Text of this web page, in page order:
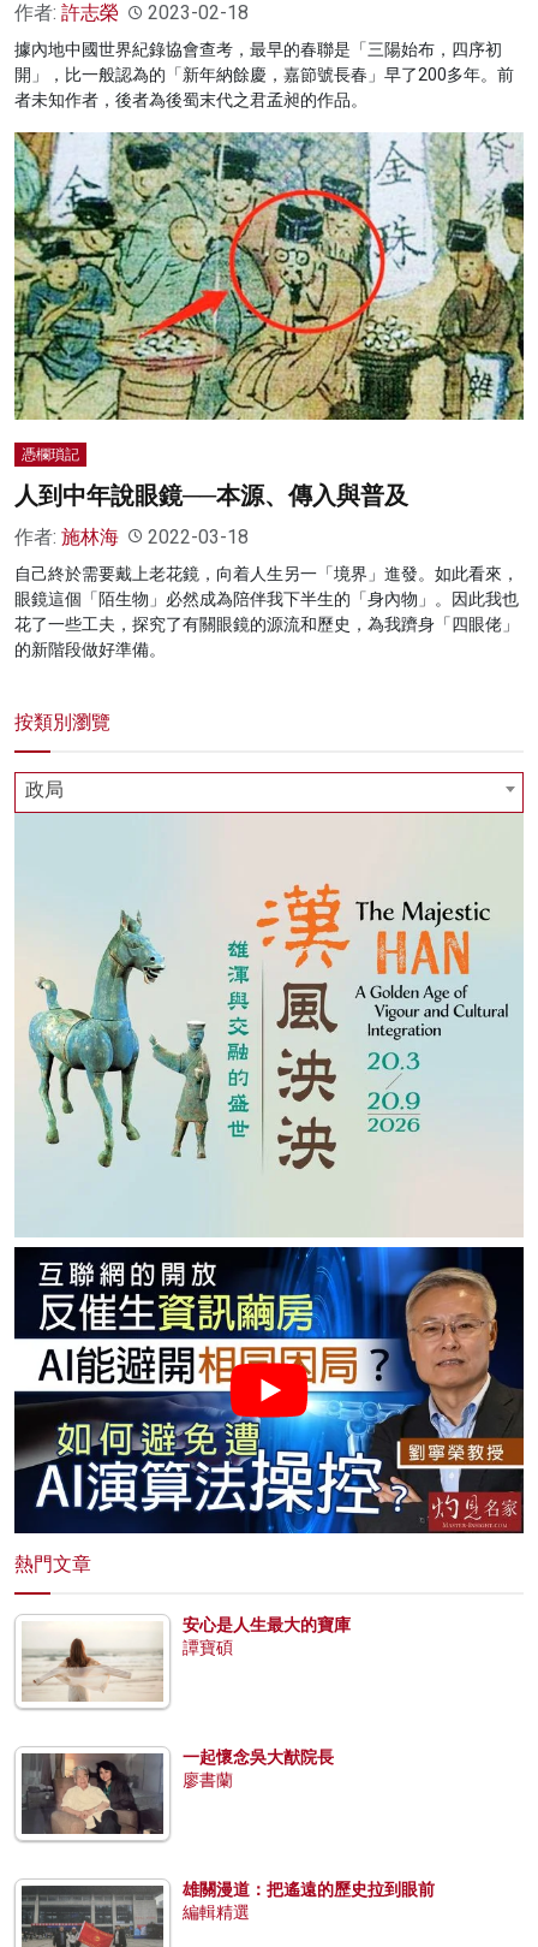
作者: 許志榮 2023-02-18
據內地中國世界紀錄協會查考，最早的春聯是「三陽始布，四序初
開」，比一般認為的「新年納餘慶，嘉節號長春」早了200多年。前
者未知作者，後者為後蜀末代之君孟昶的作品。
憑欄瑣記
人到中年說眼鏡──本源、傳入與普及
作者: 施林海 2022-03-18
自己終於需要戴上老花鏡，向着人生另一「境界」進發。如此看來，
眼鏡這個「陌生物」必然成為陪伴我下半生的「身內物」。因此我也
花了一些工夫，探究了有關眼鏡的源流和歷史，為我躋身「四眼佬」
的新階段做好準備。
按類別瀏覽
政局
熱門文章
安心是人生最大的寶庫
譚寶碩
一起懷念吳大猷院長
廖書蘭
雄關漫道：把遙遠的歷史拉到眼前
編輯精選